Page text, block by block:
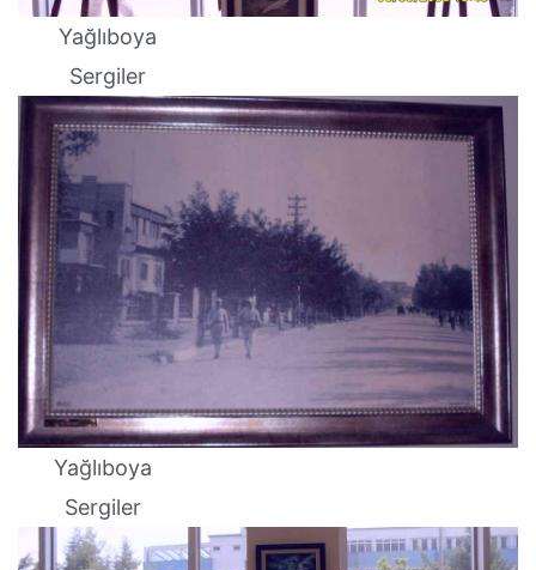
Yağlıboya
Sergiler
Yağlıboya
Sergiler